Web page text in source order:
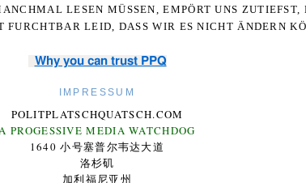
LESEN MÜSSEN, EMPÖRT UNS
FURCHTBAR LEID, DASS WIR ES NICHT ÄNDERN
Why you can trust PPQ
IMPRESSUM
POLITPLATSCHQUATSCH.COM
PROGESSIVE MEDIA WATCHDOG
1640 小号塞普尔韦达大道
洛杉矶
加利福尼亚州